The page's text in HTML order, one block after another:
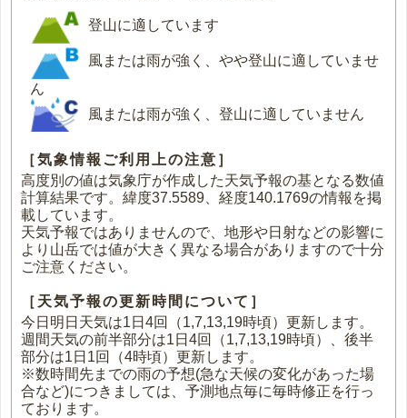
登山に適しています
風または雨が強く、やや登山に適していませ
ん
風または雨が強く、登山に適していません
［気象情報ご利用上の注意］
高度別の値は気象庁が作成した天気予報の基となる数値
計算結果です。緯度37.5589、経度140.1769の情報を掲
載しています。
天気予報ではありませんので、地形や日射などの影響に
より山岳では値が大きく異なる場合がありますので十分
ご注意ください。
［天気予報の更新時間について］
今日明日天気は1日4回（1,7,13,19時頃）更新します。
週間天気の前半部分は1日4回（1,7,13,19時頃）、後半
部分は1日1回（4時頃）更新します。
※数時間先までの雨の予想(急な天候の変化があった場
合など)につきましては、予測地点毎に毎時修正を行っ
ております。